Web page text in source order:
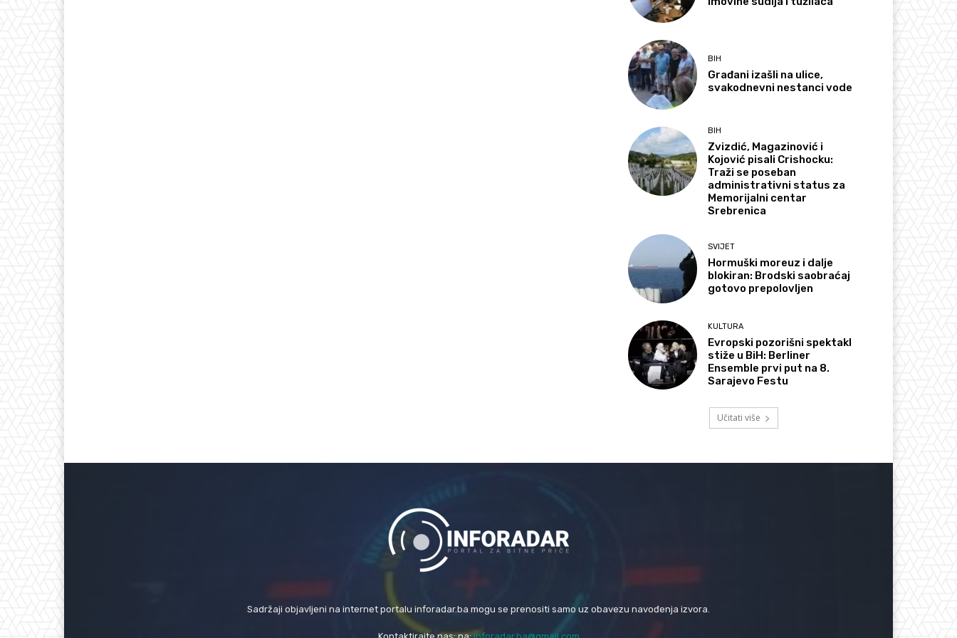
BIH
Građani izašli na ulice,
svakodnevni nestanci vode
BIH
Zvizdić, Magazinović i
Kojović pisali Crishocku:
Traži se poseban
administrativni status za
Memorijalni centar
Srebrenica
SVIJET
Hormuški moreuz i dalje
blokiran: Brodski saobraćaj
gotovo prepolovljen
KULTURA
Evropski pozorišni spektakl
stiže u BiH: Berliner
Ensemble prvi put na 8.
Sarajevo Festu
Učitati više
Sadržaji objavljeni na internet portalu inforadar.ba mogu se prenositi samo uz obavezu navođenja izvora.